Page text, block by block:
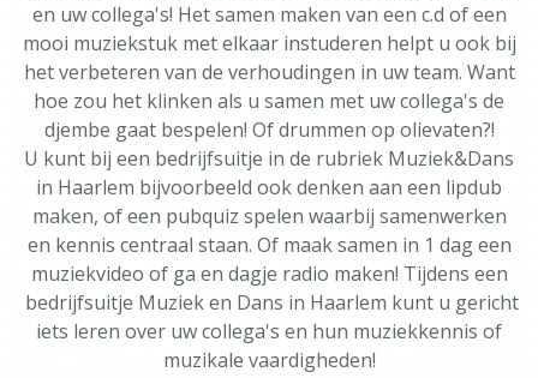
en uw collega's! Het samen maken van een c.d of een
mooi muziekstuk met elkaar instuderen helpt u ook bij
het verbeteren van de verhoudingen in uw team. Want
hoe zou het klinken als u samen met uw collega's de
djembe gaat bespelen! Of drummen op olievaten?!
U kunt bij een bedrijfsuitje in de rubriek Muziek&Dans
in Haarlem bijvoorbeeld ook denken aan een lipdub
maken, of een pubquiz spelen waarbij samenwerken
en kennis centraal staan. Of maak samen in 1 dag een
muziekvideo of ga en dagje radio maken! Tijdens een
bedrijfsuitje Muziek en Dans in Haarlem kunt u gericht
iets leren over uw collega's en hun muziekkennis of
muzikale vaardigheden!